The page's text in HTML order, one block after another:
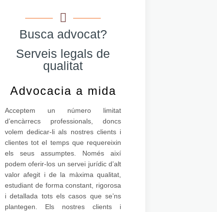
Busca advocat?
Serveis legals de
qualitat
Advocacia a mida
Acceptem un número limitat
d’encàrrecs professionals, doncs
volem dedicar-li als nostres clients i
clientes tot el temps que requereixin
els seus assumptes. Només així
podem oferir-los un servei jurídic d’alt
valor afegit i de la màxima qualitat,
estudiant de forma constant, rigorosa
i detallada tots els casos que se’ns
plantegen. Els nostres clients i